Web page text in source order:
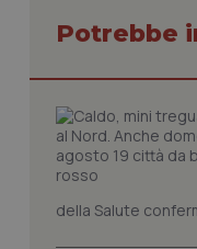
Potrebbe
della Salute